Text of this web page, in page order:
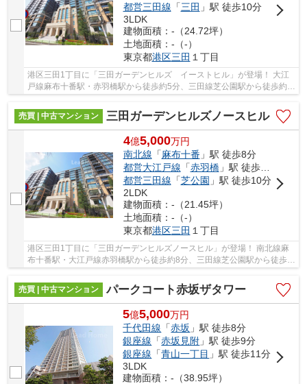
都営三田線 「三田 」駅 徒歩10分
3LDK
建物面積：-（24.72坪）
土地面積：-（-）
東京都港区三田 １丁目
港区三田1丁目に「三田ガーデンヒルズ イーストヒル」が登場！ 大江
戸線麻布十番駅・赤羽橋駅から徒歩約5分、三田線芝公園駅から徒歩約
売買 | 中古マンション
三田ガーデンヒルズノースヒル
4億5,000万円
南北線 「麻布十番 」駅 徒歩8分
都営大江戸線 「赤羽橋」駅 徒歩8分
都営三田線 「芝公園 」駅 徒歩10分
2LDK
建物面積：-（21.45坪）
土地面積：-（-）
東京都港区三田 １丁目
港区三田1丁目に「三田ガーデンヒルズノースヒル」が登場！ 南北線麻
布十番駅・大江戸線赤羽橋駅から徒歩約8分、三田線芝公園駅から徒歩約
10分。 3路線3駅利用可能な大変便利な立地に...
売買 | 中古マンション
パークコート赤坂ザタワー
5億5,000万円
千代田線 「赤坂 」駅 徒歩8分
銀座線 「赤坂見附 」駅 徒歩9分
銀座線 「青山一丁目 」駅 徒歩11分
3LDK
建物面積：-（38.95坪）